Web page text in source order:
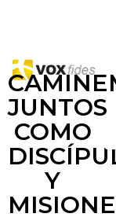
JUNTOS
COMO
Y